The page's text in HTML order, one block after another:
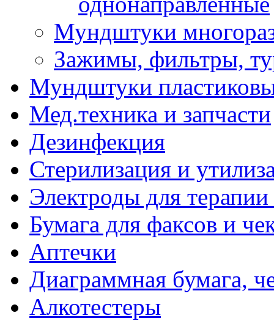
Мундштуки
Зажимы, фильтры,
Мундштуки
Мед.техника и запчасти
Дезинфекция
Стерилизация и
Электроды для
Бумага для факсов и
Аптечки
Диаграммная бумага,
Алкотестеры